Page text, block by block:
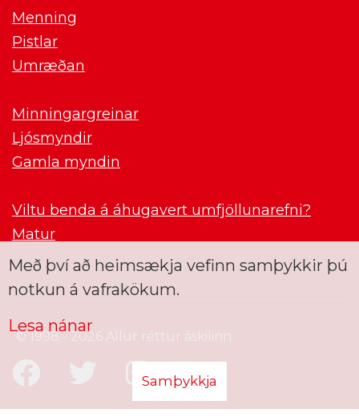
Menning
Pistlar
Umræðan
Minningargreinar
Ljósmyndir
Gamla myndin
Viltu benda á áhugavert umfjöllunarefni?
Matur
© 1998 - 2026 Allur réttur áskilinn
Með því að heimsækja vefinn samþykkir þú
notkun á vafrakökum.
Lesa nánar
Samþykkja